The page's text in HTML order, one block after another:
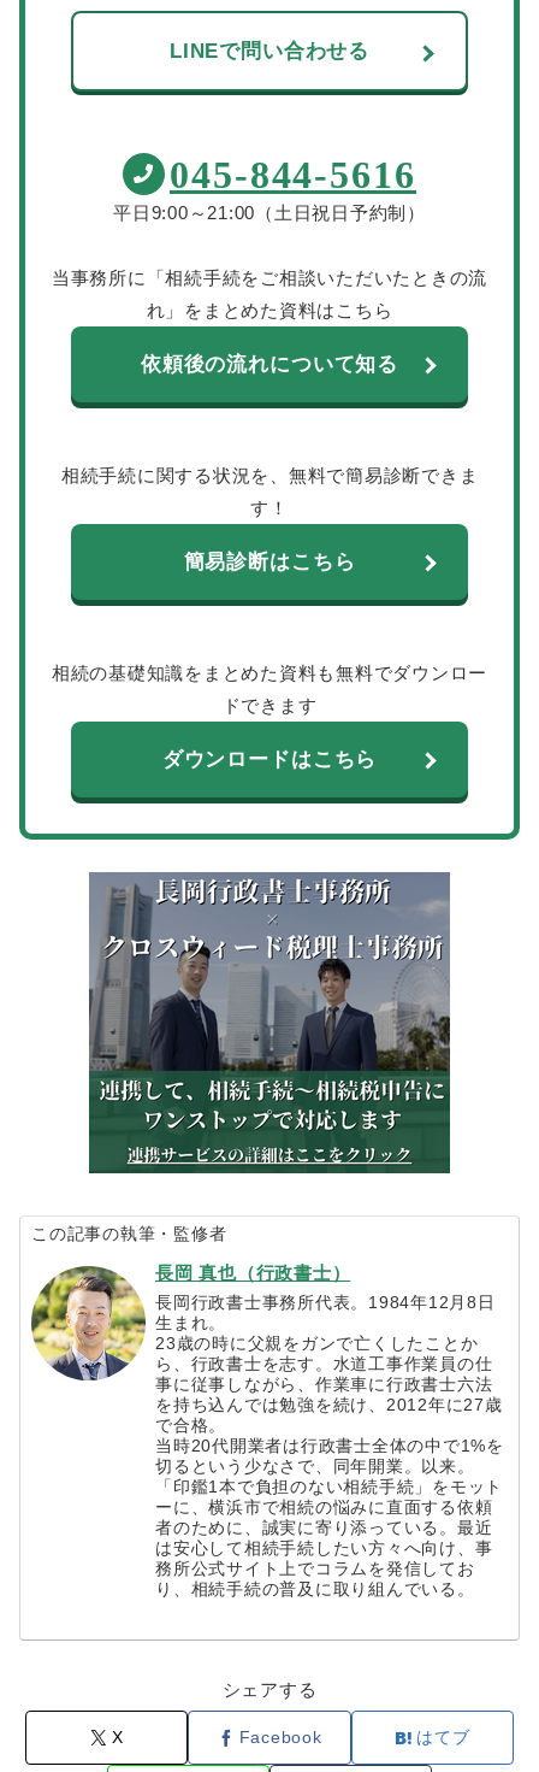
LINEで問い合わせる
045-844-5616
平日9:00～21:00（土日祝日予約制）
当事務所に「相続手続をご相談いただいたときの流
れ」をまとめた資料はこちら
依頼後の流れについて知る
相続手続に関する状況を、無料で簡易診断できま
す！
簡易診断はこちら
相続の基礎知識をまとめた資料も無料でダウンロー
ドできます
ダウンロードはこちら
この記事の執筆・監修者
長岡 真也（行政書士）
長岡行政書士事務所代表。1984年12月8日
生まれ。
23歳の時に父親をガンで亡くしたことか
ら、行政書士を志す。水道工事作業員の仕
事に従事しながら、作業車に行政書士六法
を持ち込んでは勉強を続け、2012年に27歳
で合格。
当時20代開業者は行政書士全体の中で1%を
切るという少なさで、同年開業。以来。
「印鑑1本で負担のない相続手続」をモット
ーに、横浜市で相続の悩みに直面する依頼
者のために、誠実に寄り添っている。最近
は安心して相続手続したい方々へ向け、事
務所公式サイト上でコラムを発信してお
り、相続手続の普及に取り組んでいる。
シェアする
X Facebook はてブ